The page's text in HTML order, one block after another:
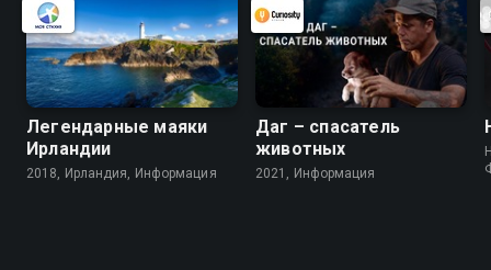
Легендарные маяки
Ирландии
2018, Ирландия, Информация
Даг – спасатель
животных
2021, Информация